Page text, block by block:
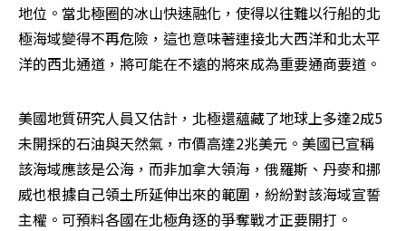
地位。當北極圈的冰山快速融化，使得以往難以行船的北
極海域變得不再危險，這也意味著連接北大西洋和北太平
洋的西北通道，將可能在不遠的將來成為重要通商要道。
美國地質研究人員又估計，北極還蘊藏了地球上多達2成5
未開採的石油與天然氣，市價高達2兆美元。美國已宣稱
該海域應該是公海，而非加拿大領海，俄羅斯、丹麥和挪
威也根據自己領土所延伸出來的範圍，紛紛對該海域宣誓
主權。可預料各國在北極角逐的爭奪戰才正要開打。